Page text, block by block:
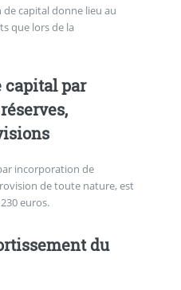
de capital donne lieu au
que lors de la
capital par
incorporation de
de toute nature, est
euros.
du